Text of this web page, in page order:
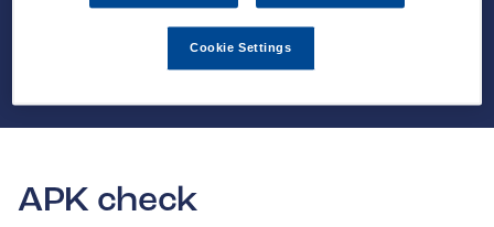
APK check
Cookie Settings